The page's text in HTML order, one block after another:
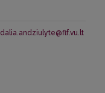
dalia.andziulyte@flf.vu.lt